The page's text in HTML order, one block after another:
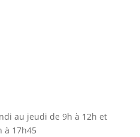
au jeudi de 9h à 12h et
à 17h45